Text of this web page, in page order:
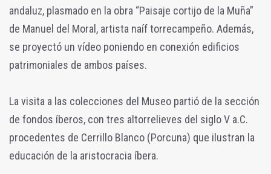
andaluz, plasmado en la obra “Paisaje cortijo de la Muña”
de Manuel del Moral, artista naíf torrecampeño. Además,
se proyectó un vídeo poniendo en conexión edificios
patrimoniales de ambos países.
La visita a las colecciones del Museo partió de la sección
de fondos íberos, con tres altorrelieves del siglo V a.C.
procedentes de Cerrillo Blanco (Porcuna) que ilustran la
educación de la aristocracia íbera.